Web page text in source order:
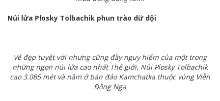
Núi lửa Plosky Tolbachik phun trào dữ dội
Vẻ đẹp tuyệt vời nhưng cũng đầy nguy hiểm của một trong
những ngọn núi lửa cao nhất Thế giới. Núi Plosky Tolbachik
cao 3.085 mét và nằm ởbán đảo Kamchatka thuộc vùng Viễn
Đông Nga